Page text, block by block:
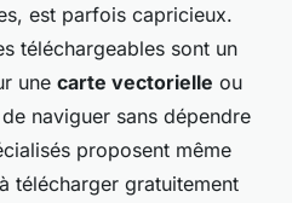
est parfois capricieux.
téléchargeables sont un
une carte vectorielle ou
naviguer sans dépendre
proposent même
télécharger gratuitement